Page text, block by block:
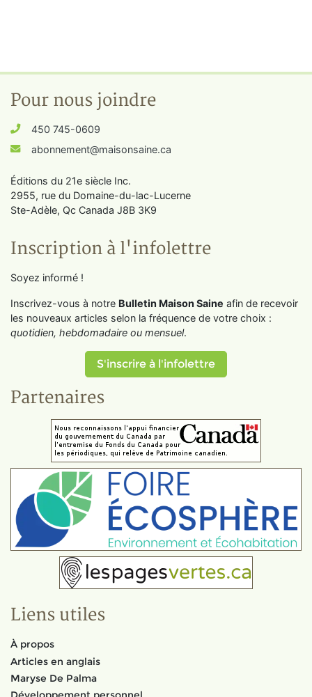
Pour nous joindre
450 745-0609
abonnement@maisonsaine.ca
Éditions du 21e siècle Inc.
2955, rue du Domaine-du-lac-Lucerne
Ste-Adèle, Qc Canada J8B 3K9
Inscription à l'infolettre
Soyez informé !
Inscrivez-vous à notre Bulletin Maison Saine afin de recevoir
les nouveaux articles selon la fréquence de votre choix :
quotidien, hebdomadaire ou mensuel.
S'inscrire à l'infolettre
Partenaires
Liens utiles
À propos
Articles en anglais
Maryse De Palma